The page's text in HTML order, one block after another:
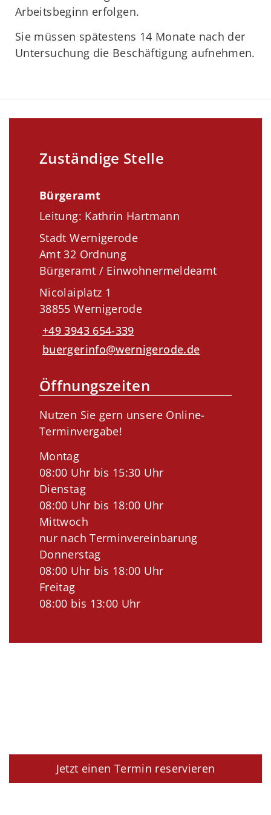
Arbeitsbeginn erfolgen.
Sie müssen spätestens 14 Monate nach der
Untersuchung die Beschäftigung aufnehmen.
Zuständige Stelle
Bürgeramt
Leitung: Kathrin Hartmann
Stadt Wernigerode
Amt 32 Ordnung
Bürgeramt / Einwohnermeldeamt
Nicolaiplatz 1
38855 Wernigerode
+49 3943 654-339
buergerinfo@wernigerode.de
Öffnungszeiten
Nutzen Sie gern unsere Online-
Terminvergabe!
Montag
08:00 Uhr bis 15:30 Uhr
Dienstag
08:00 Uhr bis 18:00 Uhr
Mittwoch
nur nach Terminvereinbarung
Donnerstag
08:00 Uhr bis 18:00 Uhr
Freitag
08:00 bis 13:00 Uhr
Jetzt einen Termin reservieren